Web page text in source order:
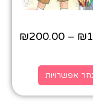
₪
–
₪200.00
אפשרויות